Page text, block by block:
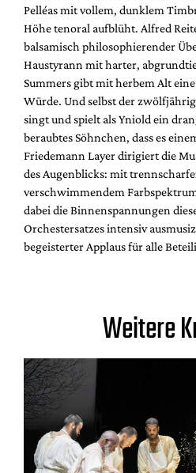
Pelléas mit vollem, dunklem
Höhe tenoral aufblüht. Alfred
balsamisch philosophierender
Haustyrann mit harter,
Summers gibt mit herbem Alt
Würde. Und selbst der
singt und spielt als Yniold ein
beraubtes Söhnchen, dass es
Friedemann Layer dirigiert die
des Augenblicks: mit
verschwimmendem
dabei die Binnenspannungen
Orchestersatzes intensiv
begeisterter Applaus für alle
Weitere